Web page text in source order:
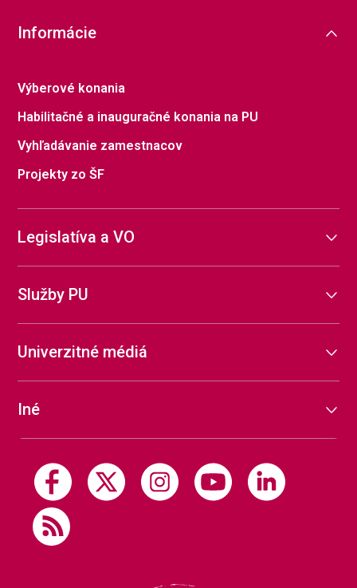
Informácie
Výberové konania
Habilitačné a inauguračné konania na PU
Vyhľadávanie zamestnacov
Projekty zo ŠF
Legislatíva a VO
Služby PU
Univerzitné médiá
Iné